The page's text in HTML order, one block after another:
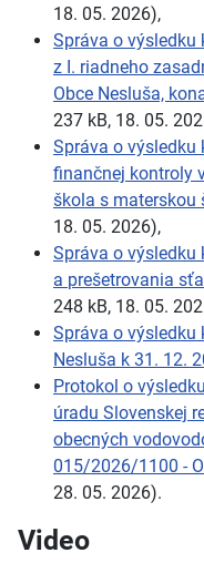
18. 05. 2026),
Správa o výsledku
z I. riadneho
Obce Nesluša,
237 kB, 18. 05.
Správa o výsledku
finančnej kontroly
škola s materskou
18. 05. 2026),
Správa o výsledku
a prešetrovania
248 kB, 18. 05.
Správa o výsledku
Nesluša k 31. 12.
Protokol o
úradu Slovenskej
obecných
015/2026/1100 -
28. 05. 2026).
Video